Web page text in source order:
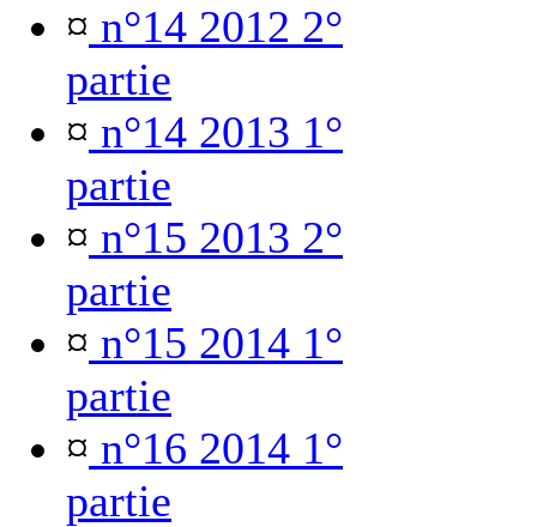
¤ n°14 2012 2°
partie
¤ n°14 2013 1°
partie
¤ n°15 2013 2°
partie
¤ n°15 2014 1°
partie
¤ n°16 2014 1°
partie